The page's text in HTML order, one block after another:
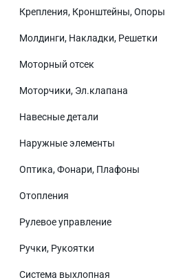
Крепления, Кронштейны, Опоры
Молдинги, Накладки, Решетки
Моторный отсек
Моторчики, Эл.клапана
Навесные детали
Наружные элементы
Оптика, Фонари, Плафоны
Отопления
Рулевое управление
Ручки, Рукоятки
Система выхлопная